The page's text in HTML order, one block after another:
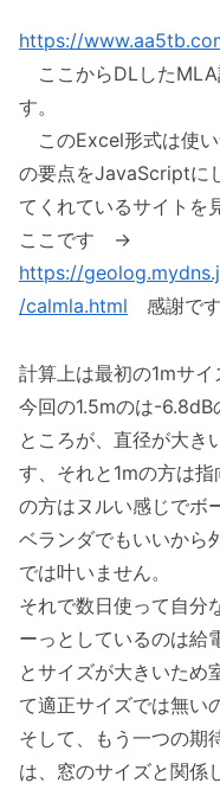
https://
ここからDLした
す。
このExcel形式は使
の要点をJavaScriptに
てくれているサイトを
ここです →
https://
/calmla.html 感謝です
計算上は最初の1mサイ
今回の1.5mのは-6.8dB
ところが、直径が大き
す、それと1mの方は
の方はヌルい感じでボ
ベランダでもいいから
では叶いません。
それで数日使って自分
ーっとしているのは給
とサイズが大きいため
て適正サイズでは無い
そして、もう一つの期
は、窓のサイズと関係